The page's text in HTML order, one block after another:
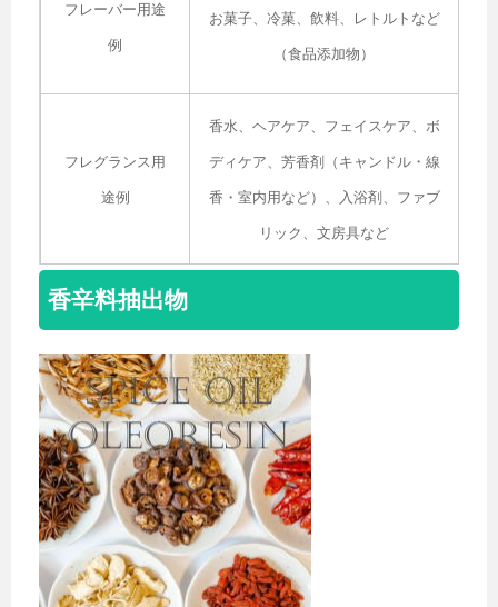
フレーバー用途
例
お菓子、冷菓、飲料、レトルトなど
（食品添加物）
フレグランス 用
途例
香水、ヘアケア、フェイスケア、ボ
ディケア、芳香剤（キャンドル・線
香・室内用など）、入浴剤、ファブ
リック、文房具など
香辛料抽出物